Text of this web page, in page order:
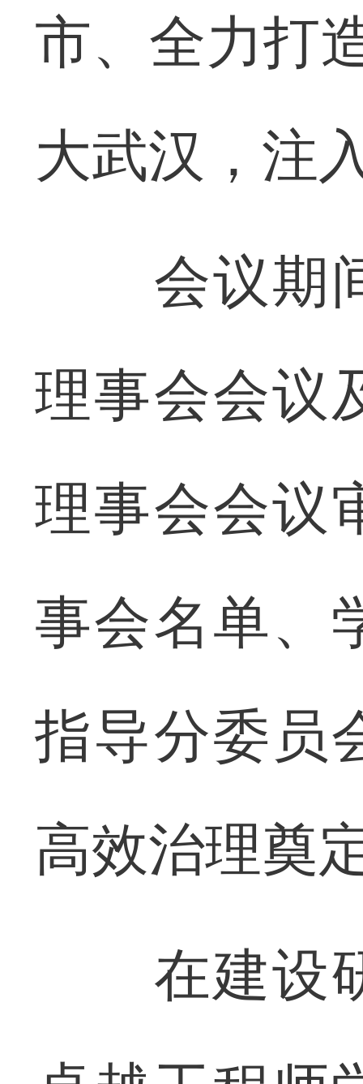
市、全力打
大武汉，注
会议期间
理事会会议
理事会会议
事会名单、
指导分委员
高效治理奠
在建设研